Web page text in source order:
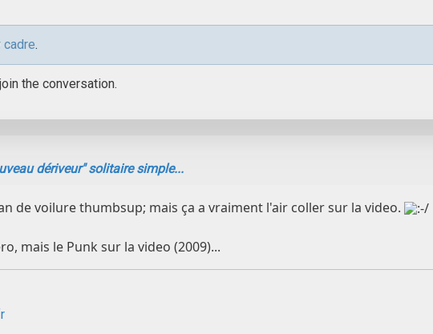
cadre.
the conversation.
dériveur" solitaire simple...
de voilure thumbsup; mais ça a vraiment l'air coller sur la video.
mais le Punk sur la video (2009)...